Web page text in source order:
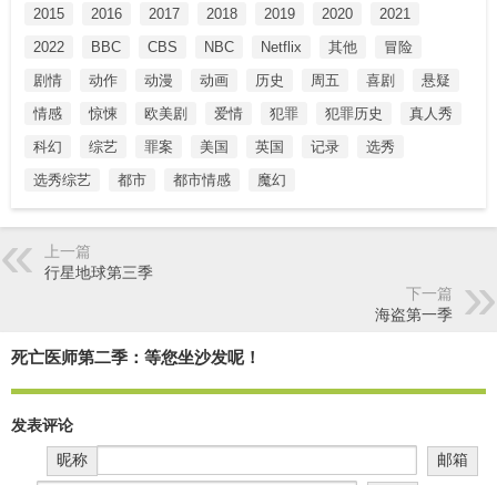
2015 2016 2017 2018 2019 2020
2021
2022
BBC CBS NBC Netflix 其他
冒险
剧情
动作 动漫 动画 历史 周五 喜剧
悬疑
情感
惊悚 欧美剧 爱情 犯罪 犯罪历史
真人秀
科幻
综艺 罪案 美国 英国 记录
选秀
选秀综艺
都市 都市情感 魔幻
上一篇
行星地球第三季
下一篇
海盗第一季
死亡医师第二季：等您坐沙发呢！
发表评论
昵称
邮箱